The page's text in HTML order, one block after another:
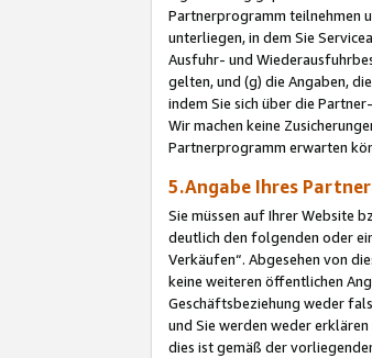
Partnerprogramm teilnehmen
unterliegen, in dem Sie
Ausfuhr- und
gelten, und (g) die Angaben,
indem Sie sich über die
Wir machen keine
Partnerprogramm erwarten
5.Angabe Ihres
Sie müssen auf Ihrer Website
deutlich den folgenden oder
Verkäufen“. Abgesehen von
keine weiteren öffentlichen
Geschäftsbeziehung weder
und Sie werden weder
dies ist gemäß der